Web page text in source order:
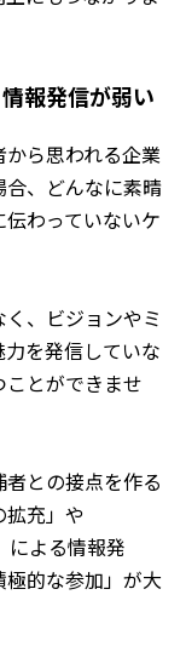
報発信が弱い
から思われる企業
、どんなに素晴
わっていないケ
、ビジョンやミ
を発信していな
とができませ
との接点を作る
拡充」や
による情報発
的な参加」が大